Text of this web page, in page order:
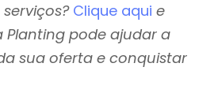
Clique aqui e
pode ajudar a
sua oferta e conquistar